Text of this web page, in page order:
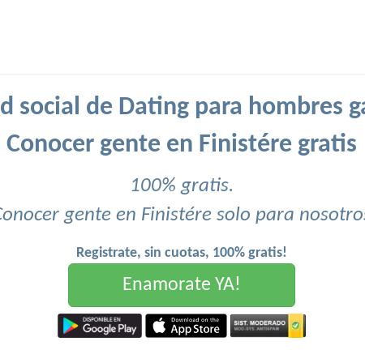
social de Dating para hombres
Conocer gente en Finistére gratis
100% gratis.
gente en Finistére solo para
Registrate, sin cuotas, 100% gratis!
Enamorate YA!